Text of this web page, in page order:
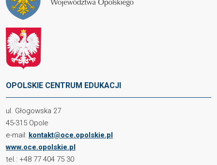
OPOLSKIE CENTRUM EDUKACJI
ul. Głogowska 27
45-315 Opole
e-mail: kontakt@oce.opolskie.pl
www.oce.opolskie.pl
tel.: +48 77 404 75 30